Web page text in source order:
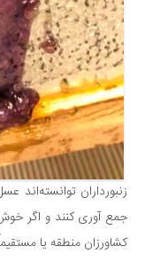
علمی
فناوری‌ها
نجوم و هوا فضا
زمین و محیط
خودرو
سرگرمی
دانستنی‌ها
بازی
زنبورداران توانسته‌اند
جمع آوری کنند و اگر
کشاورزان منطقه یا